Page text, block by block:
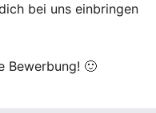
bei uns einbringen
Bewerbung! 🙂